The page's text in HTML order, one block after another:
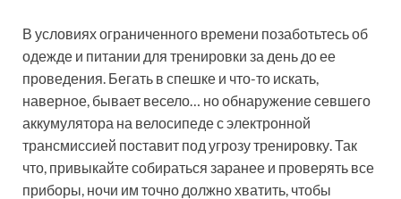
В условиях ограниченного времени позаботьтесь об
одежде и питании для тренировки за день до ее
проведения. Бегать в спешке и что-то искать,
наверное, бывает весело… но обнаружение севшего
аккумулятора на велосипеде с электронной
трансмиссией поставит под угрозу тренировку. Так
что, привыкайте собираться заранее и проверять все
приборы, ночи им точно должно хватить, чтобы